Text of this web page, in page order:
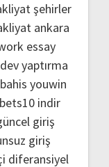
şehirler
ankara
essay
yaptırma
youwin
bets10 indir
giriş
giriş
diferansiyel